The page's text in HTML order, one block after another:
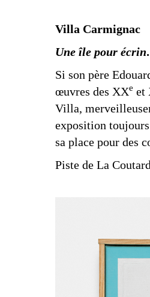
Villa Carmignac
Une île pour
Si son père
œuvres des XXe et
Villa,
exposition
sa place pour des
Piste de La